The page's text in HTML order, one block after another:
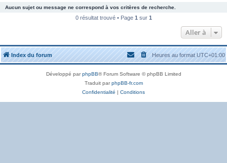
e
r
Aucun sujet ou message ne correspond à vos critères de recherche.
0 résultat trouvé • Page 1 sur 1
Aller à
Index du forum Heures au formatUTC+01:00
Développé parphpBB® Forum Software © phpBB Limited
Traduit parphpBB-fr.com
Confidentialité | Conditions